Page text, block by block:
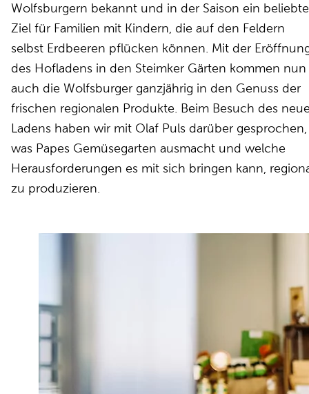
Wolfsburgern bekannt und in der Saison ein
Ziel für Familien mit Kindern, die auf den Feldern
selbst Erdbeeren pflücken können. Mit der
des Hofladens in den Steimker Gärten kommen nun
auch die Wolfsburger ganzjährig in den Genuss der
frischen regionalen Produkte. Beim Besuch des
Ladens haben wir mit Olaf Puls darüber gesprochen,
was Papes Gemüsegarten ausmacht und welche
Herausforderungen es mit sich bringen kann,
zu produzieren.